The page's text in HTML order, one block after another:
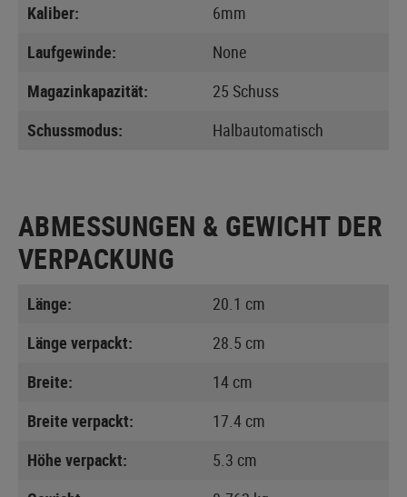
Kaliber:
6mm
Laufgewinde:
None
Magazinkapazität:
25 Schuss
Schussmodus:
Halbautomatisch
ABMESSUNGEN & GEWICHT DER
VERPACKUNG
Länge:
20.1 cm
Länge verpackt:
28.5 cm
Breite:
14 cm
Breite verpackt:
17.4 cm
Höhe verpackt:
5.3 cm